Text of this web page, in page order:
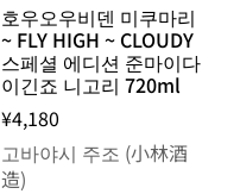
호우오우비덴 미쿠마리
~ FLY HIGH ~ CLOUDY
스페셜 에디션 준마이다
이긴죠 니고리 720ml
¥4,180
고바야시 주조 (小林酒
造)